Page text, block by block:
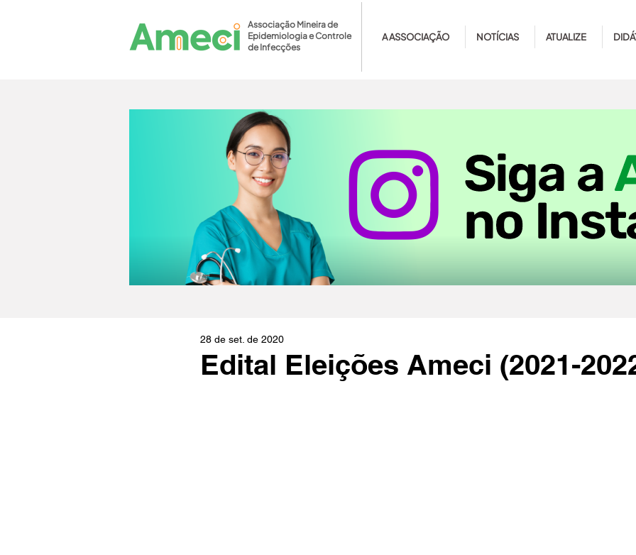
Associação Mineira de
Epidemiologia e Controle
de Infecções
A ASSOCIAÇÃO NOTÍCIAS ATUALIZE
Edital Eleições Ameci (2021-
28 de set. de 2020